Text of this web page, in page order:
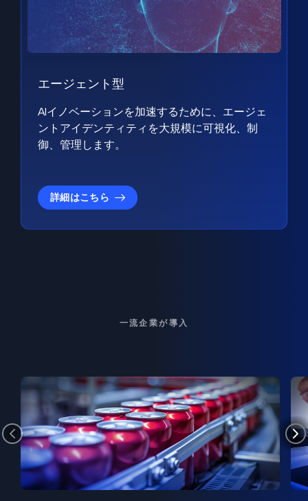
エージェント型
AIイノベーションを加速するために、エージェ
ントアイデンティティを大規模に可視化、制
御、管理します。
詳細はこちら
一流企業が導入